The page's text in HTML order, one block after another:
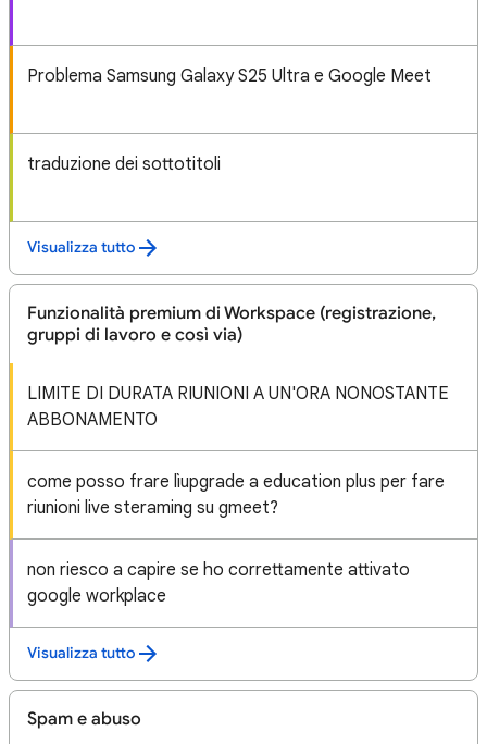
Problema Samsung Galaxy S25 Ultra e Google Meet
traduzione dei sottotitoli
Visualizza tutto
Funzionalità premium di Workspace (registrazione,
gruppi di lavoro e così via)
LIMITE DI DURATA RIUNIONI A UN'ORA NONOSTANTE
ABBONAMENTO
come posso frare lìupgrade a education plus per fare
riunioni live steraming su gmeet?
non riesco a capire se ho correttamente attivato
google workplace
Visualizza tutto
Spam e abuso